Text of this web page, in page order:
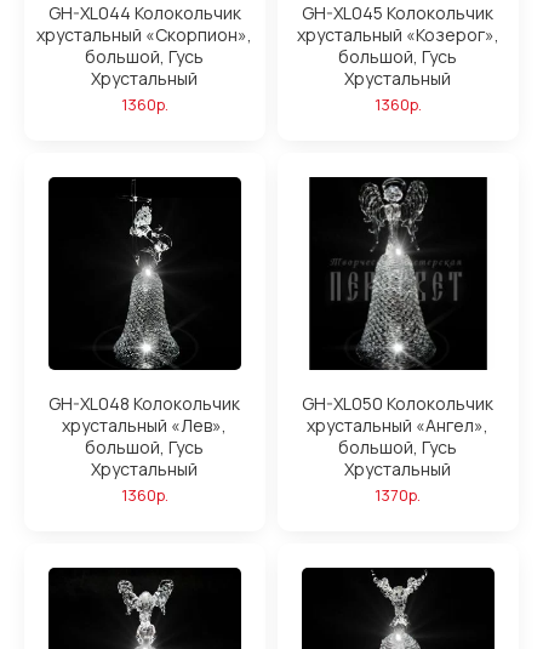
GH-XL044 Колокольчик
хрустальный «Скорпион»,
большой, Гусь
Хрустальный
1360р.
GH-XL045 Колокольчик
хрустальный «Козерог»,
большой, Гусь
Хрустальный
1360р.
GH-XL048 Колокольчик
хрустальный «Лев»,
большой, Гусь
Хрустальный
1360р.
GH-XL050 Колокольчик
хрустальный «Ангел»,
большой, Гусь
Хрустальный
1370р.